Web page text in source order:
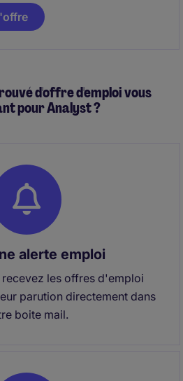
Infrastructure (OCI). The role
operational data into trusted
d'offre d'emploi vous
pour Analyst ?
alerte emploi
les offres d'emploi
parution directement dans
boite mail.